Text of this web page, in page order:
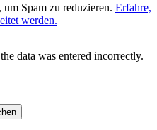
Spam zu reduzieren. Erfahre,
werden.
data was entered incorrectly.